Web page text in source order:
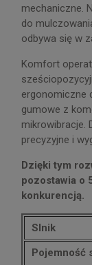
mechaniczne.
do
odbywa się w
Komfort
ergonomiczne
gumowe z
mikrowibracje.
precyzyjne i
Dzięki tym
pozostawia o
konkurencją.
Slnik
Pojemność